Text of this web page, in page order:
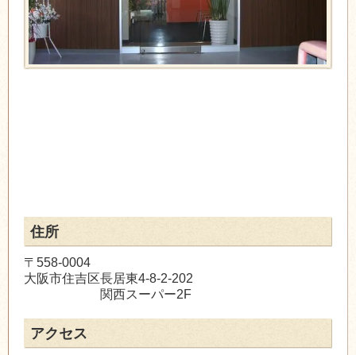
住所
〒558-0004
大阪市住吉区長居東4-8-2-202
関西スーパー2F
アクセス